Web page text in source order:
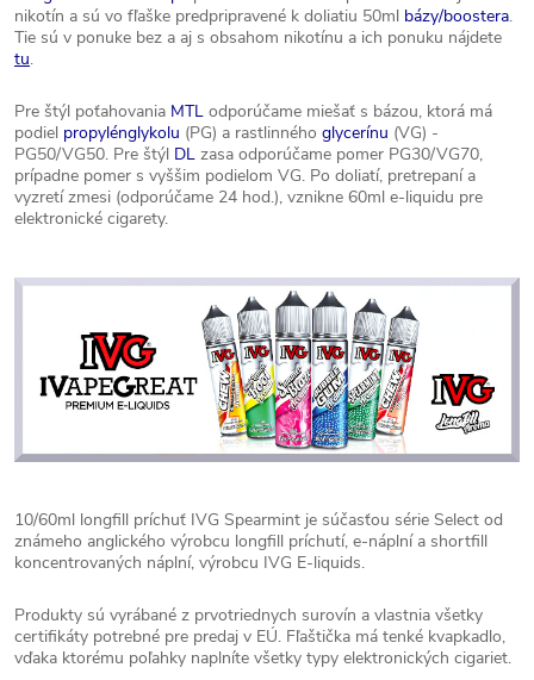
nikotín a sú vo fľaške predpripravené k doliatiu 50ml bázy/boostera.
Tie sú v ponuke bez a aj s obsahom nikotínu a ich ponuku nájdete
tu.
Pre štýl poťahovania MTL odporúčame miešať s bázou, ktorá má
podiel propylénglykolu (PG) a rastlinného glycerínu (VG) -
PG50/VG50. Pre štýl DL zasa odporúčame pomer PG30/VG70,
prípadne pomer s vyššim podielom VG. Po doliatí, pretrepaní a
vyzretí zmesi (odporúčame 24 hod.), vznikne 60ml e-liquidu pre
elektronické cigarety.
10/60ml longfill príchuť IVG Spearmint je súčasťou série Select od
známeho anglického výrobcu longfill príchutí, e-náplní a shortfill
koncentrovaných náplní, výrobcu IVG E-liquids.
Produkty sú vyrábané z prvotriednych surovín a vlastnia všetky
certifikáty potrebné pre predaj v EÚ. Fľaštička má tenké kvapkadlo,
vďaka ktorému poľahky naplníte všetky typy elektronických cigariet.